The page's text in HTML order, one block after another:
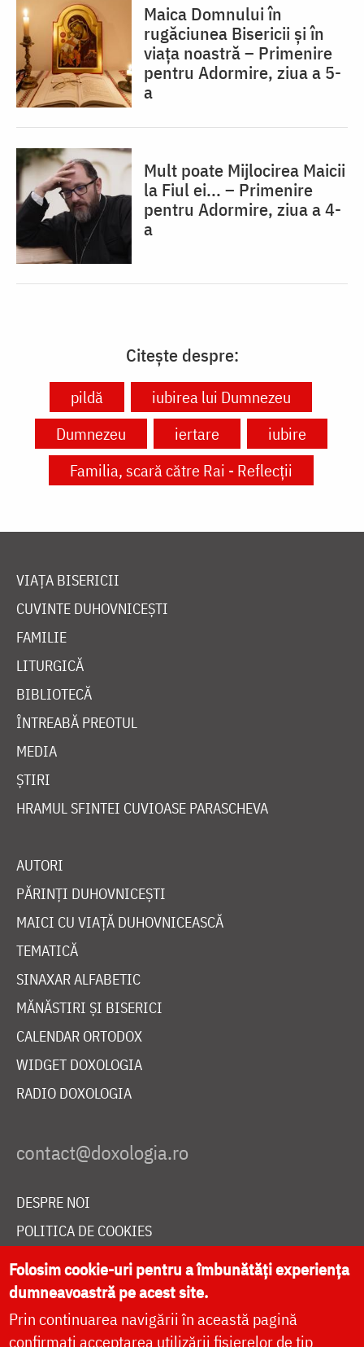
Maica Domnului în
rugăciunea Bisericii și în
viața noastră – Primenire
pentru Adormire, ziua a 5-
a
Mult poate Mijlocirea Maicii
la Fiul ei... – Primenire
pentru Adormire, ziua a 4-
a
Citește despre:
pildă
iubirea lui Dumnezeu
Dumnezeu
iertare
iubire
Familia, scară către Rai - Reflecții
VIAȚA BISERICII
CUVINTE DUHOVNICEȘTI
FAMILIE
LITURGICĂ
BIBLIOTECĂ
ÎNTREABĂ PREOTUL
MEDIA
ȘTIRI
HRAMUL SFINTEI CUVIOASE PARASCHEVA
AUTORI
PĂRINȚI DUHOVNICEȘTI
MAICI CU VIAȚĂ DUHOVNICEASCĂ
TEMATICĂ
SINAXAR ALFABETIC
MĂNĂSTIRI ȘI BISERICI
CALENDAR ORTODOX
WIDGET DOXOLOGIA
RADIO DOXOLOGIA
DESPRE NOI
POLITICA DE COOKIES
DONEAZĂ ONLINE PENTRU CATEDRALA NAȚIONALĂ
LIVE
Folosim cookie-uri pentru a îmbunătăți experiența
dumneavoastră pe acest site.
Prin continuarea navigării în această pagină
confirmați acceptarea utilizării fișierelor de tip